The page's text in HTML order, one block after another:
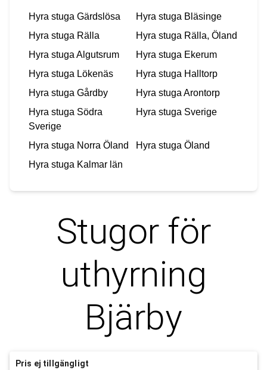
Hyra stuga Gärdslösa Hyra stuga Bläsinge
Hyra stuga Rälla Hyra stuga Rälla, Öland
Hyra stuga Algutsrum Hyra stuga Ekerum
Hyra stuga Lökenäs Hyra stuga Halltorp
Hyra stuga Gårdby Hyra stuga Arontorp
Hyra stuga Södra
Sverige
Hyra stuga Sverige
Hyra stuga Norra Öland Hyra stuga Öland
Hyra stuga Kalmar län
Stugor för
uthyrning
Bjärby
Pris ej tillgängligt